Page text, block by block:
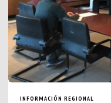
INFORMACIÓN REGIONAL